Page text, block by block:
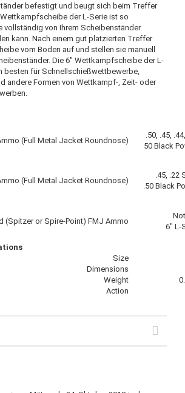
befestigt und beugt sich beim Treffer
der L-Serie ist so
vollständig von Ihrem Scheibenständer
kann. Nach einem gut platzierten Treffer
vom Boden auf und stellen sie manuell
Die 6" Wettkampfscheibe der L-
besten für Schnellschießwettbewerbe,
andere Formen von Wettkampf-, Zeit- oder
(Full Metal Jacket Roundnose)
.50, .45,
50 Black
(Full Metal Jacket Roundnose)
.45, .22
.50 Black
(Spitzer or Spire-Point) FMJ Ammo
6" L-
Size
Dimensions
Weight
Action